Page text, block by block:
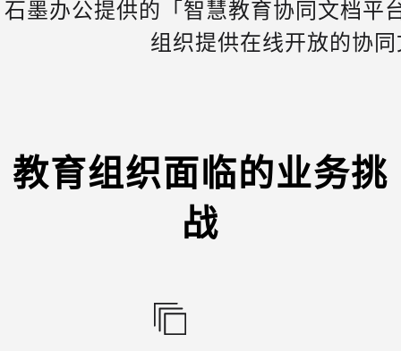
石墨办公提供的「智慧教育协同文档平
组织提供在线开放的协
教育组织面临的业务挑
战